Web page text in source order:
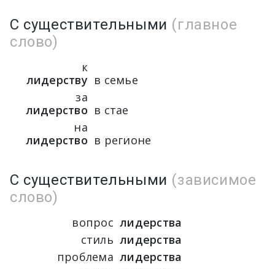
С существительными (главное
слово)
к
лидерству в семье
за
лидерство в стае
на
лидерство в регионе
С существительными (зависимое
слово)
вопрос лидерства
стиль лидерства
проблема лидерства